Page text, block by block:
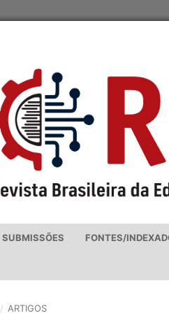
SUBMISSÕES FONTES/
/ ARTIGOS